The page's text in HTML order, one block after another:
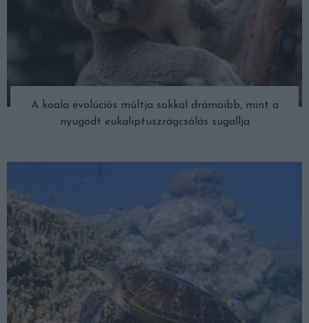
A koala evolúciós múltja sokkal drámaibb, mint a
nyugodt eukaliptuszrágcsálás sugallja